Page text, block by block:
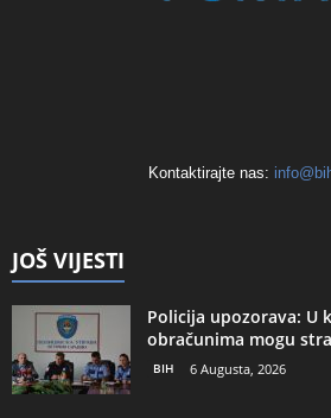
Kontaktirajte nas:
JOŠ VIJESTI
Policija upozorava: U
obračunima mogu
BIH 6 Augusta, 2026